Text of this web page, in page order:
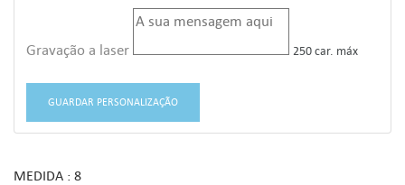
Gravação a laser 250 car. máx
GUARDAR PERSONALIZAÇÃO
MEDIDA : 8